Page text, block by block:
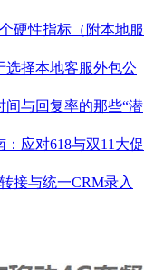
硬性指标（附本地服
选择本地客服外包公
与回复率的那些“潜
应对618与双11大促
接与统一CRM录入